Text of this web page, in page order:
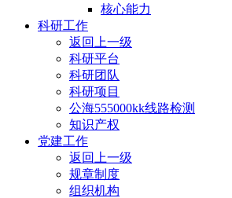
核心能力
科研工作
返回上一级
科研平台
科研团队
科研项目
公海555000kk线路检测
知识产权
党建工作
返回上一级
规章制度
组织机构